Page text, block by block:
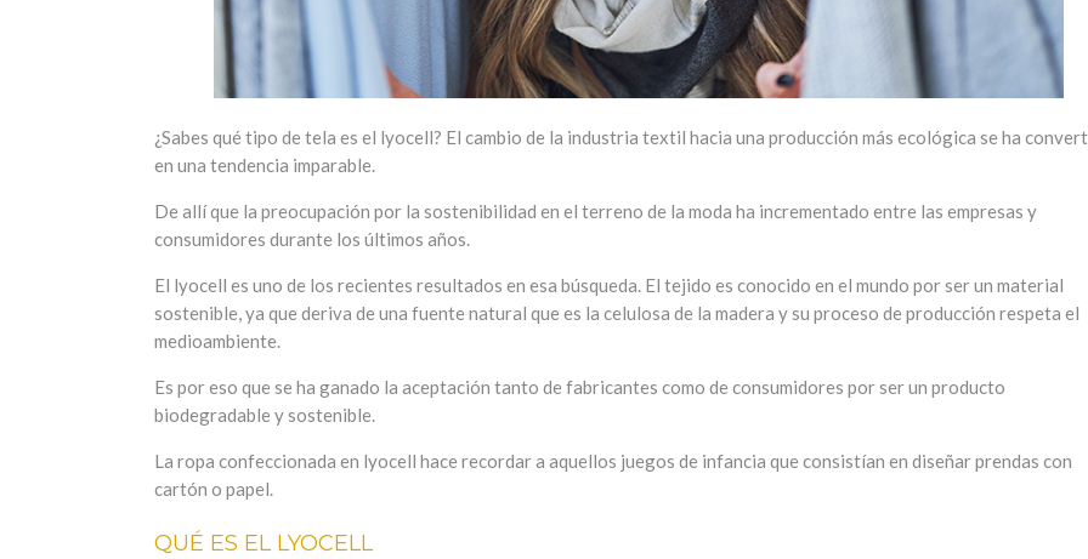
¿Sabes qué tipo de tela es el lyocell? El cambio de la industria textil hacia una producción más ecológica se ha
en una tendencia imparable.
De allí que la preocupación por la sostenibilidad en el terreno de la moda ha incrementado entre las empresas y
consumidores durante los últimos años.
El lyocell es uno de los recientes resultados en esa búsqueda. El tejido es conocido en el mundo por ser un material
sostenible, ya que deriva de una fuente natural que es la celulosa de la madera y su proceso de producción respeta el
medioambiente.
Es por eso que se ha ganado la aceptación tanto de fabricantes como de consumidores por ser un producto
biodegradable y sostenible.
La ropa confeccionada en lyocell hace recordar a aquellos juegos de infancia que consistían en diseñar prendas con
cartón o papel.
QUÉ ES EL LYOCELL